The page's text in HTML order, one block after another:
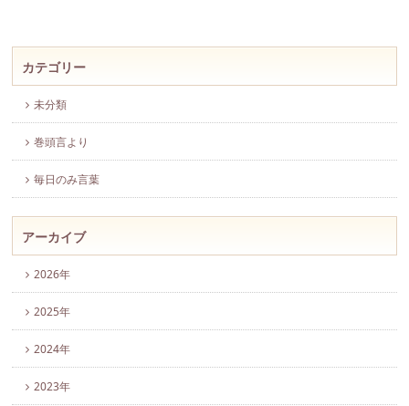
カテゴリー
未分類
巻頭言より
毎日のみ言葉
アーカイブ
2026年
2025年
2024年
2023年